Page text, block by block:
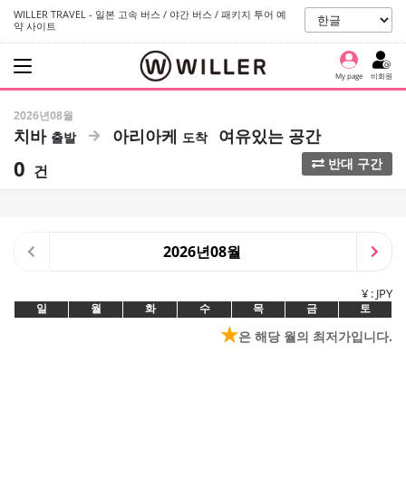
WILLER TRAVEL - 일본 고속 버스 / 야간 버스 / 패키지 투어 예
약 사이트
My page 비회원
2026년08월
치바 아리아케 여유있는 공간
0 건 반대 구간
2026년08월
¥ : JPY
일 월 화 수 목 금 토
★은 해당 월의 최저가입니다.